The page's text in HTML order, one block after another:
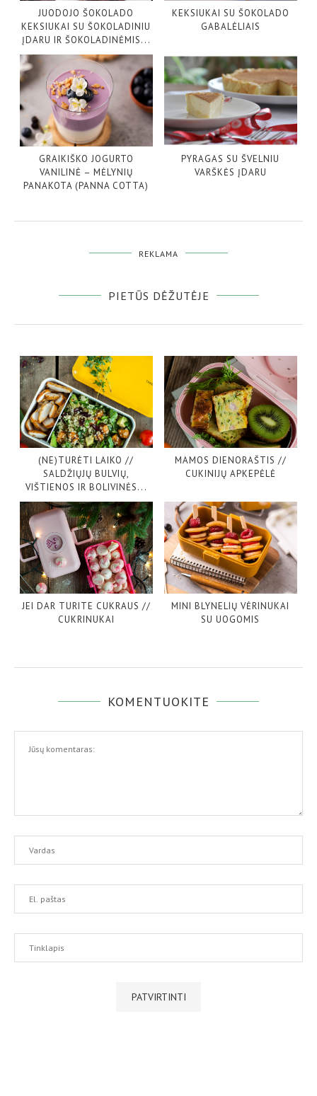
JUODOJO ŠOKOLADO
KEKSIUKAI SU ŠOKOLADINIU
ĮDARU IR ŠOKOLADINĖMIS...
KEKSIUKAI SU ŠOKOLADO
GABALĖLIAIS
GRAIKIŠKO JOGURTO
VANILINĖ – MĖLYNIŲ
PANAKOTA (PANNA COTTA)
PYRAGAS SU ŠVELNIU
VARŠKĖS ĮDARU
REKLAMA
PIETŪS DĖŽUTĖJE
(NE)TURĖTI LAIKO //
SALDŽIŲJŲ BULVIŲ,
VIŠTIENOS IR BOLIVINĖS...
MAMOS DIENORAŠTIS //
CUKINIJŲ APKEPĖLĖ
JEI DAR TURITE CUKRAUS //
CUKRINUKAI
MINI BLYNELIŲ VĖRINUKAI
SU UOGOMIS
KOMENTUOKITE